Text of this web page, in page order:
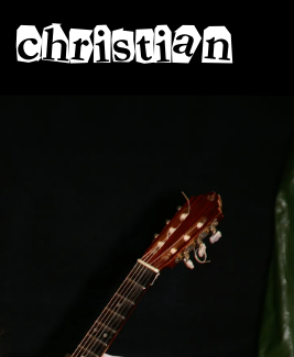
christian